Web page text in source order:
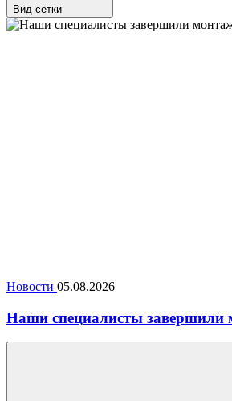
Вид сетки
Новости 05.08.2026
Наши специалисты завершили